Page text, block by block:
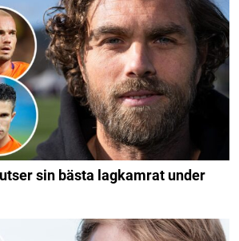
sin bästa lagkamrat under